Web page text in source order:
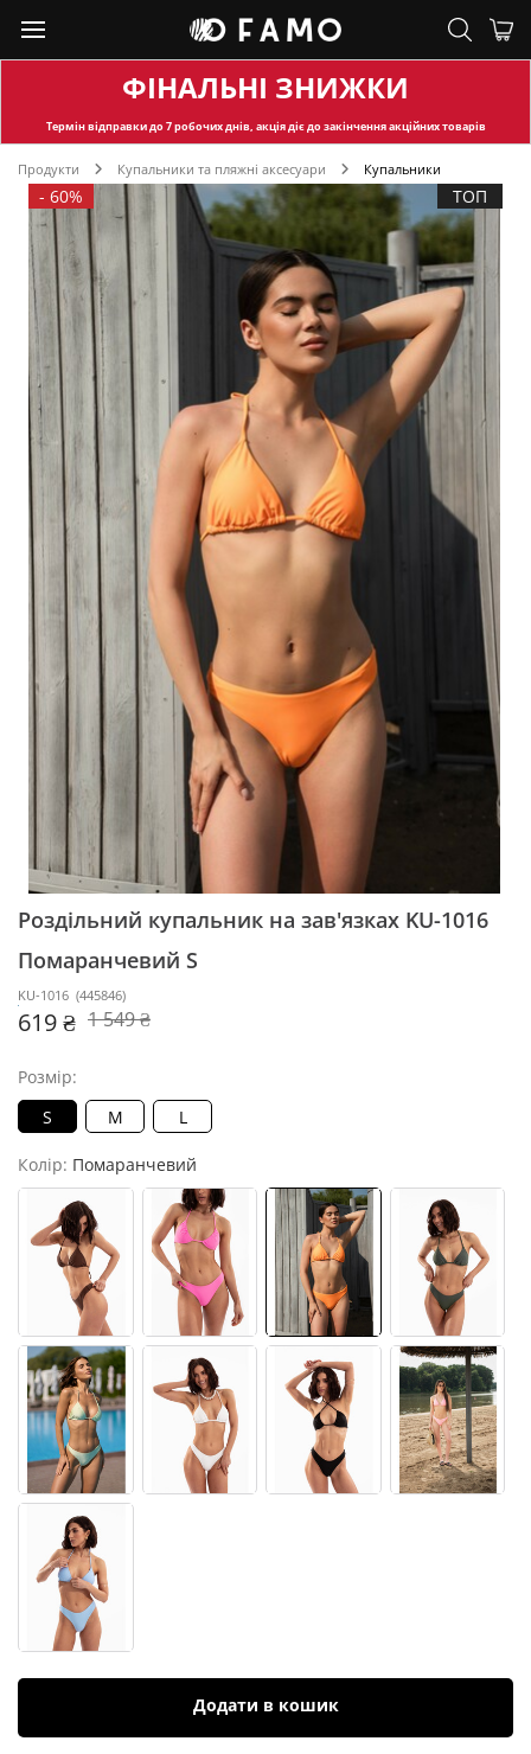
ФІНАЛЬНІ ЗНИЖКИ
Термін відправкидо 7 робочих днів, акція діє до закінчення акційних товарів
Продукти Купальники та пляжні аксесуари Купальники
- 60% ТОП
Роздільний купальник на зав'язках KU-1016
Помаранчевий S
KU-1016 (445846)
619 ₴ 1 549 ₴
Розмір:
S
M L
Колір: Помаранчевий
Додати в кошик